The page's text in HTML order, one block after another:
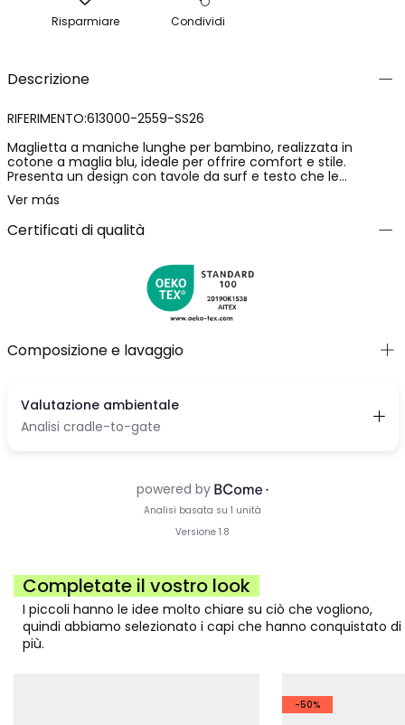
Risparmiare Condividi
Descrizione
RIFERIMENTO:613000-2559-SS26
Maglietta a maniche lunghe per bambino, realizzata in
cotone a maglia blu, ideale per offrire comfort e stile.
Presenta un design con tavole da surf e testo che le
conferisce un tocco divertente ed estivo. Perfetta per
bambini dai 2 ai 14 anni, offre un'opzione versatile da
abbinare a pantaloni o pantaloncini. Il suo materiale morbido
è ideale per l'uso quotidiano, fornendo calore durante le
aggiunge anche un elemento di tendenza al guardaroba
Ver más
Certificati di qualità
Composizione e lavaggio
Completate il vostro look
I piccoli hanno le idee molto chiare su ciò che vogliono,
quindi abbiamo selezionato i capi che hanno conquistato di
più.
-50%